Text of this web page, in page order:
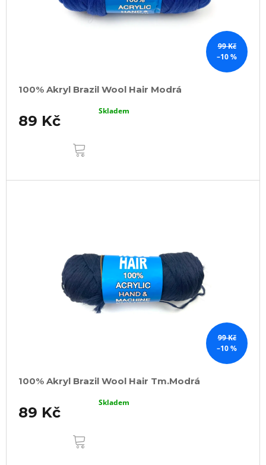
99 Kč
–10 %
100% Akryl Brazil Wool Hair Modrá
89 Kč
Skladem
99 Kč
–10 %
100% Akryl Brazil Wool Hair Tm.Modrá
89 Kč
Skladem